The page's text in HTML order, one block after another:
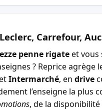
Carrefour,
penne rigateet vous
? Reprice agrège
Intermarché, en drive
l’enseigne la
, de la